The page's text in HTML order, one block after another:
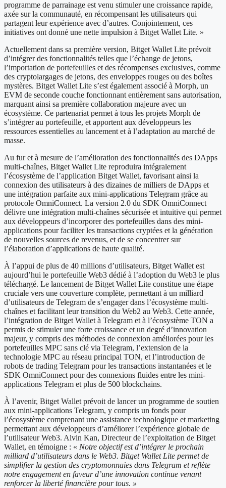
programme de parrainage est venu stimuler une croissance rapide,
axée sur la communauté, en récompensant les utilisateurs qui
partagent leur expérience avec d’autres. Conjointement, ces
initiatives ont donné une nette impulsion à Bitget Wallet Lite. »
Actuellement dans sa première version, Bitget Wallet Lite prévoit
d’intégrer des fonctionnalités telles que l’échange de jetons,
l’importation de portefeuilles et des récompenses exclusives, comme
des cryptolargages de jetons, des enveloppes rouges ou des boîtes
mystères. Bitget Wallet Lite s’est également associé à Morph, un
EVM de seconde couche fonctionnant entièrement sans autorisation,
marquant ainsi sa première collaboration majeure avec un
écosystème. Ce partenariat permet à tous les projets Morph de
s’intégrer au portefeuille, et apportent aux développeurs les
ressources essentielles au lancement et à l’adaptation au marché de
masse.
Au fur et à mesure de l’amélioration des fonctionnalités des DApps
multi-chaînes, Bitget Wallet Lite reproduira intégralement
l’écosystème de l’application Bitget Wallet, favorisant ainsi la
connexion des utilisateurs à des dizaines de milliers de DApps et
une intégration parfaite aux mini-applications Telegram grâce au
protocole OmniConnect. La version 2.0 du SDK OmniConnect
délivre une intégration multi-chaînes sécurisée et intuitive qui permet
aux développeurs d’incorporer des portefeuilles dans des mini-
applications pour faciliter les transactions cryptées et la génération
de nouvelles sources de revenus, et de se concentrer sur
l’élaboration d’applications de haute qualité.
À l’appui de plus de 40 millions d’utilisateurs, Bitget Wallet est
aujourd’hui le portefeuille Web3 dédié à l’adoption du Web3 le plus
téléchargé. Le lancement de Bitget Wallet Lite constitue une étape
cruciale vers une couverture complète, permettant à un milliard
d’utilisateurs de Telegram de s’engager dans l’écosystème multi-
chaînes et facilitant leur transition du Web2 au Web3. Cette année,
l’intégration de Bitget Wallet à Telegram et à l’écosystème TON a
permis de stimuler une forte croissance et un degré d’innovation
majeur, y compris des méthodes de connexion améliorées pour les
portefeuilles MPC sans clé via Telegram, l’extension de la
technologie MPC au réseau principal TON, et l’introduction de
robots de trading Telegram pour les transactions instantanées et le
SDK OmniConnect pour des connexions fluides entre les mini-
applications Telegram et plus de 500 blockchains.
À l’avenir, Bitget Wallet prévoit de lancer un programme de soutien
aux mini-applications Telegram, y compris un fonds pour
l’écosystème comprenant une assistance technologique et marketing
permettant aux développeurs d’améliorer l’expérience globale de
l’utilisateur Web3. Alvin Kan, Directeur de l’exploitation de Bitget
Wallet, en témoigne : « Notre objectif est d’intégrer le prochain
milliard d’utilisateurs dans le Web3. Bitget Wallet Lite permet de
simplifier la gestion des cryptomonnaies dans Telegram et reflète
notre engagement en faveur d’une innovation continue venant
renforcer la liberté financière pour tous. »